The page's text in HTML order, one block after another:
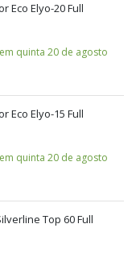
Eco Elyo-20 Full
quinta 20 de agosto
Eco Elyo-15 Full
quinta 20 de agosto
Top 60 Full